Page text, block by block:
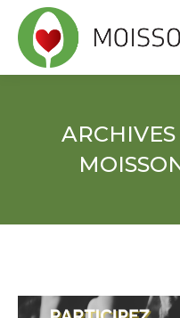
ARCHIVES